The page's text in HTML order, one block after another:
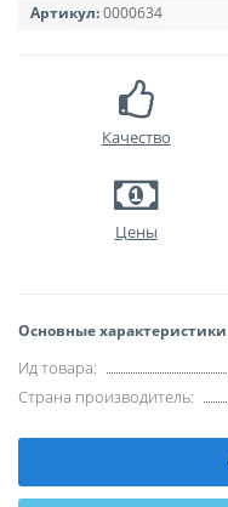
Артикул:0000634
Качество
Цены
Основные характеристики
Ид товара:
Страна производитель: